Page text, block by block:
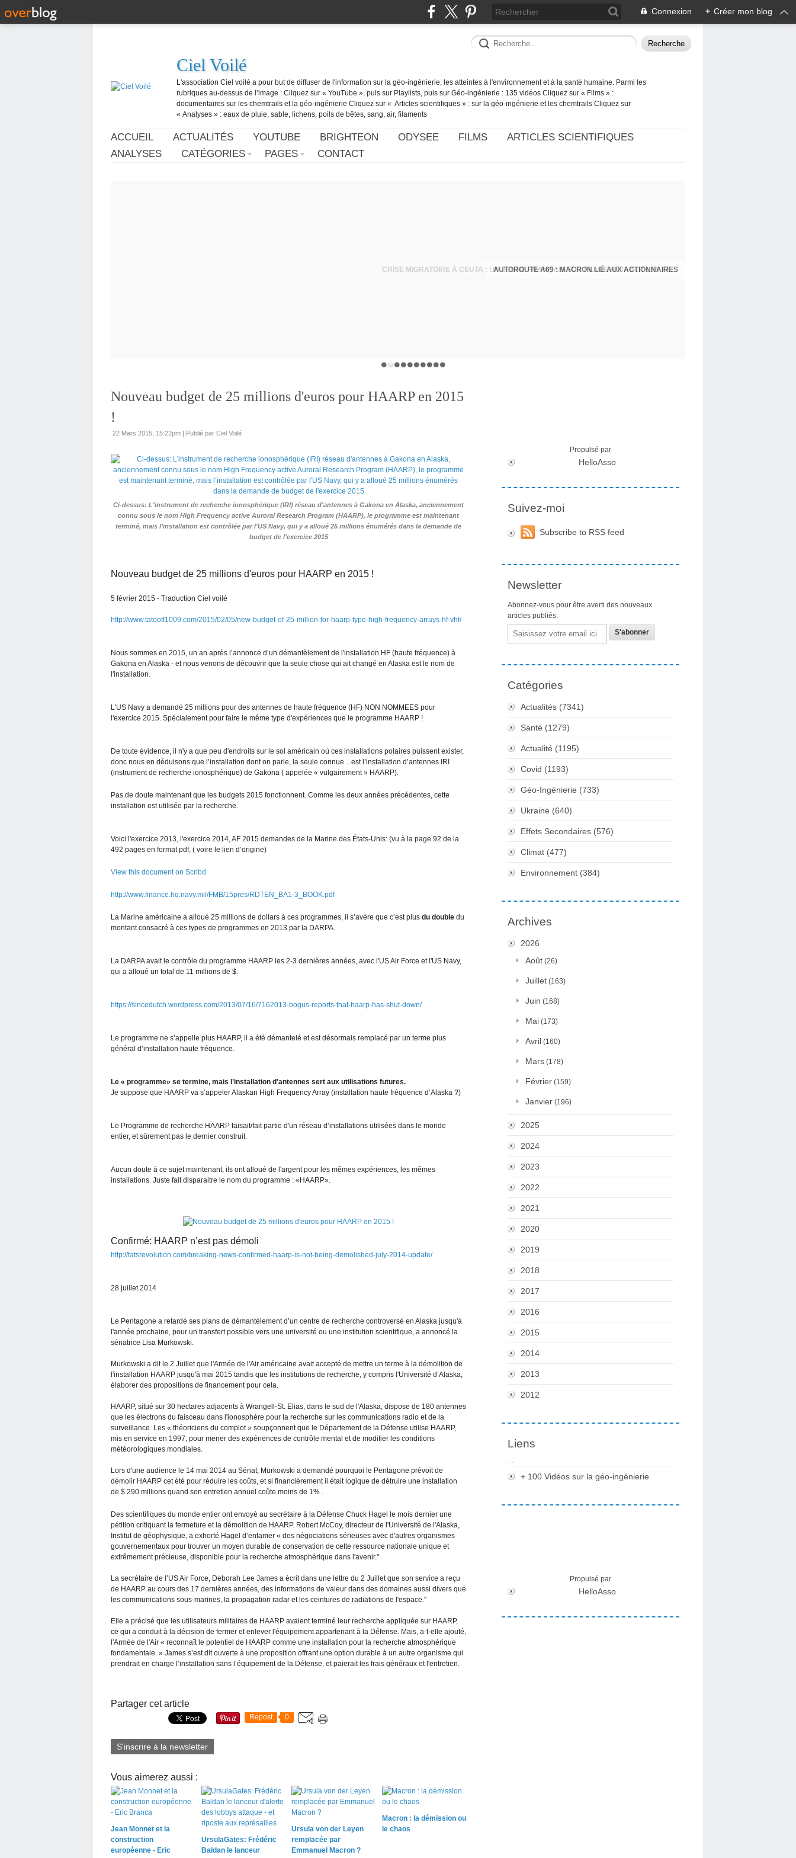
Connexion + Créer mon blog
Ciel Voilé
L'association Ciel voilé a pour but de diffuser de l'information sur la géo-ingénierie, les atteintes à l'environnement et à la santé humaine. Parmi les
rubriques au-dessus de l’image : Cliquez sur « YouTube », puis sur Playlists, puis sur Géo-ingénierie : 135 vidéos Cliquez sur « Films » :
documentaires sur les chemtrails et la géo-ingénierie Cliquez sur « Articles scientifiques » : sur la géo-ingénierie et les chemtrails Cliquez sur
« Analyses » : eaux de pluie, sable, lichens, poils de bêtes, sang, air, filaments
ACCUEIL ACTUALITÉS YOUTUBE BRIGHTEON ODYSEE FILMS
ARTICLES SCIENTIFIQUES
ANALYSES
CATÉGORIES PAGES CONTACT
CRISE MIGRATOIRE À CEUTA : UN JEUNE FRANÇAIS SUR PLACE RÉTABLIT LES FAITS ! - RAPHAËL AYMA
Nouveau budget de 25 millions d'euros pour HAARP en 2015
!
22 Mars 2015, 15:22pm | Publié par Ciel Voilé
Ci-dessus: L'instrument de recherche ionosphérique (IRI) réseau d'antennes à Gakona en Alaska, anciennement
connu sous le nom High Frequency active Auroral Research Program (HAARP), le programme est maintenant
terminé, mais l’installation est contrôlée par l'US Navy, qui y a alloué 25 millions énumérés dans la demande de
budget de l'exercice 2015
Nouveau budget de 25 millions d'euros pour HAARP en 2015 !
5 février 2015 - Traduction Ciel voilé
http://www.tatoott1009.com/2015/02/05/new-budget-of-25-million-for-haarp-type-high-frequency-arrays-hf-vhf/
Nous sommes en 2015, un an après l’annonce d’un démantèlement de l'installation HF (haute fréquence) à
Gakona en Alaska - et nous venons de découvrir que la seule chose qui ait changé en Alaska est le nom de
l'installation.
L'US Navy a demandé 25 millions pour des antennes de haute fréquence (HF) NON NOMMEES pour
l'exercice 2015. Spécialement pour faire le même type d'expériences que le programme HAARP !
De toute évidence, il n'y a que peu d'endroits sur le sol américain où ces installations polaires puissent exister,
donc nous en déduisons que l’installation dont on parle, la seule connue ...est l’installation d’antennes IRI
(instrument de recherche ionosphérique) de Gakona ( appelée « vulgairement » HAARP).
Pas de doute maintenant que les budgets 2015 fonctionnent. Comme les deux années précédentes, cette
installation est utilisée par la recherche.
Voici l'exercice 2013, l'exercice 2014, AF 2015 demandes de la Marine des États-Unis: (vu à la page 92 de la
492 pages en format pdf, ( voire le lien d’origine)
View this document on Scribd
http://www.finance.hq.navy.mil/FMB/15pres/RDTEN_BA1-3_BOOK.pdf
La Marine américaine a alloué 25 millions de dollars à ces programmes, il s’avère que c’est plus du double du
montant consacré à ces types de programmes en 2013 par la DARPA.
La DARPA avait le contrôle du programme HAARP les 2-3 dernières années, avec l'US Air Force et l'US Navy,
qui a alloué un total de 11 millions de $.
https://sincedutch.wordpress.com/2013/07/16/7162013-bogus-reports-that-haarp-has-shut-down/
Le programme ne s’appelle plus HAARP, il a été démantelé et est désormais remplacé par un terme plus
général d’installation haute fréquence.
Le « programme» se termine, mais l’installation d'antennes sert aux utilisations futures.
Je suppose que HAARP va s’appeler Alaskan High Frequency Array (installation haute fréquence d’Alaska ?)
Le Programme de recherche HAARP faisait/fait partie d'un réseau d’installations utilisées dans le monde
entier, et sûrement pas le dernier construit.
Aucun doute à ce sujet maintenant, ils ont alloué de l'argent pour les mêmes expériences, les mêmes
installations. Juste fait disparaitre le nom du programme : «HAARP».
Confirmé: HAARP n’est pas démoli
http://tatsrevolution.com/breaking-news-confirmed-haarp-is-not-being-demolished-july-2014-update/
28 juillet 2014
Le Pentagone a retardé ses plans de démantèlement d’un centre de recherche controversé en Alaska jusqu'à
l'année prochaine, pour un transfert possible vers une université ou une institution scientifique, a annoncé la
sénatrice Lisa Murkowski.
Murkowski a dit le 2 Juillet que l'Armée de l'Air américaine avait accepté de mettre un terme à la démolition de
l'installation HAARP jusqu'à mai 2015 tandis que les institutions de recherche, y compris l'Université d’Alaska,
élaborer des propositions de financement pour cela.
HAARP, situé sur 30 hectares adjacents à Wrangell-St. Elias, dans le sud de l'Alaska, dispose de 180 antennes
que les électrons du faisceau dans l'ionosphère pour la recherche sur les communications radio et de la
surveillance. Les « théoriciens du complot » soupçonnent que le Département de la Défense utilise HAARP,
mis en service en 1997, pour mener des expériences de contrôle mental et de modifier les conditions
météorologiques mondiales.
Lors d'une audience le 14 mai 2014 au Sénat, Murkowski a demandé pourquoi le Pentagone prévoit de
démolir HAARP cet été pour réduire les coûts, et si financièrement il était logique de détruire une installation
de $ 290 millions quand son entretien annuel coûte moins de 1% .
Des scientifiques du monde entier ont envoyé au secrétaire à la Défense Chuck Hagel le mois dernier une
pétition critiquant la fermeture et la démolition de HAARP. Robert McCoy, directeur de l'Université de l'Alaska,
Institut de géophysique, a exhorté Hagel d’entamer « des négociations sérieuses avec d'autres organismes
gouvernementaux pour trouver un moyen durable de conservation de cette ressource nationale unique et
extrêmement précieuse, disponible pour la recherche atmosphérique dans l'avenir."
La secrétaire de l’US Air Force, Deborah Lee James a écrit dans une lettre du 2 Juillet que son service a reçu
de HAARP au cours des 17 dernières années, des informations de valeur dans des domaines aussi divers que
les communications sous-marines, la propagation radar et les ceintures de radiations de l'espace."
Elle a précisé que les utilisateurs militaires de HAARP avaient terminé leur recherche appliquée sur HAARP,
ce qui a conduit à la décision de fermer et enlever l'équipement appartenant à la Défense. Mais, a-t-elle ajouté,
l'Armée de l'Air « reconnaît le potentiel de HAARP comme une installation pour la recherche atmosphérique
fondamentale. » James s’est dit ouverte à une proposition offrant une option durable à un autre organisme qui
prendrait en charge l’installation sans l’équipement de la Défense, et paierait les frais généraux et l'entretien.
Partager cet article
Repost 0
S'inscrire à la newsletter
Vous aimerez aussi :
Jean Monnet et la
construction
européenne - Eric
UrsulaGates: Frédéric
Baldan le lanceur
Ursula von der Leyen
remplacée par
Emmanuel Macron ?
Macron : la démission ou
le chaos
Propulsé par
HelloAsso
Suivez-moi
Subscribe to RSS feed
Newsletter
Abonnez-vous pour être averti des nouveaux
articles publiés.
Email
Catégories
Actualités (7341)
Santé (1279)
Actualité (1195)
Covid (1193)
Géo-Ingénierie (733)
Ukraine (640)
Effets Secondaires (576)
Climat (477)
Environnement (384)
Archives
2026
Août (26)
Juillet (163)
Juin (168)
Mai (173)
Avril (160)
Mars (178)
Février (159)
Janvier (196)
2025
2024
2023
2022
2021
2020
2019
2018
2017
2016
2015
2014
2013
2012
Liens
+ 100 Vidéos sur la géo-ingénierie
Propulsé par
HelloAsso